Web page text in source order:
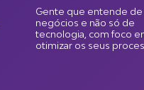
Gente que entende de
negócios e não só de
tecnologia, com foco
otimizar os seus